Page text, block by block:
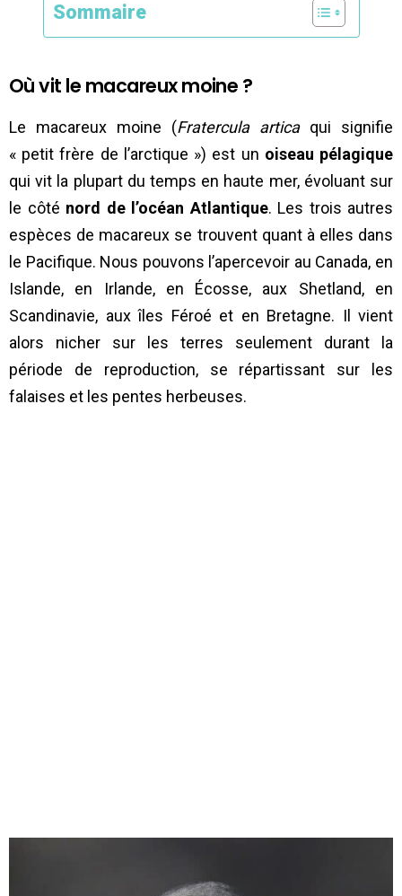
Sommaire
Où vit le macareux moine ?
Le macareux moine (Fratercula articaqui signifie
« petit frère de l’arctique ») est un oiseau pélagique
qui vit la plupart du temps en haute mer, évoluant sur
le côté nord de l’océan Atlantique. Les trois autres
espèces de macareux se trouvent quant à elles dans
le Pacifique. Nous pouvons l’apercevoir au Canada, en
Islande, en Irlande, en Écosse, aux Shetland, en
Scandinavie, aux îles Féroé et en Bretagne. Il vient
alors nicher sur les terres seulement durant la
période de reproduction, se répartissant sur les
falaises et les pentes herbeuses.